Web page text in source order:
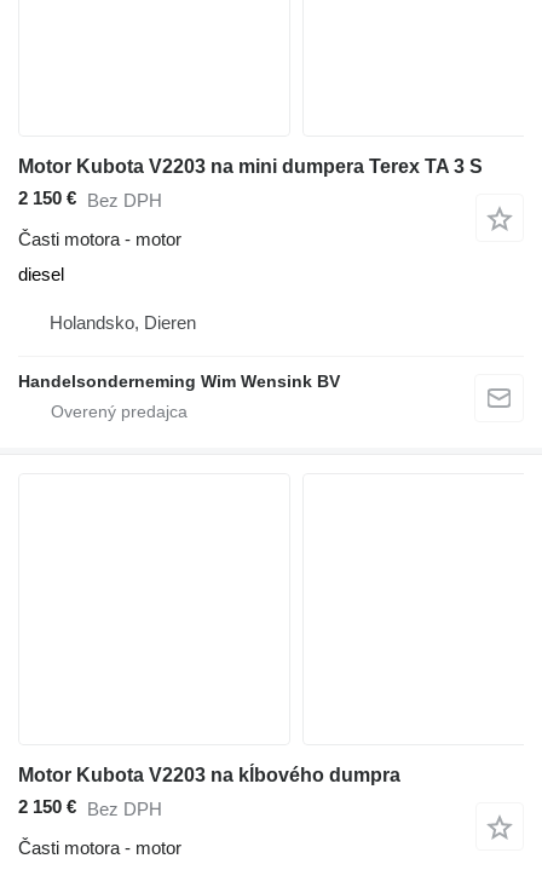
Motor Kubota V2203 na mini dumpera Terex TA 3 S
2 150 € Bez DPH
Časti motora - motor
diesel
Holandsko, Dieren
Handelsonderneming Wim Wensink BV
Motor Kubota V2203 na kĺbového dumpra
2 150 € Bez DPH
Časti motora - motor